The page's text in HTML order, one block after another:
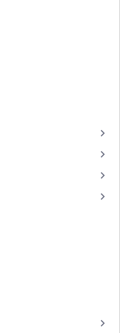
keyboard_arrow_right
keyboard_arrow_right
keyboard_arrow_right
keyboard_arrow_right
keyboard_arrow_right